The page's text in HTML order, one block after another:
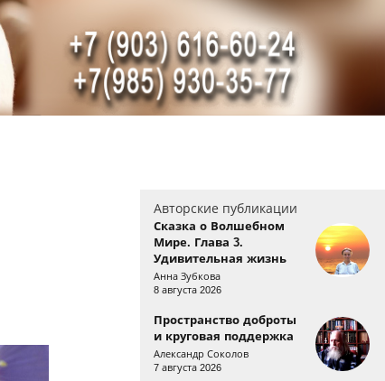
Авторские публикации
Сказка о Волшебном
Мире. Глава 3.
Удивительная жизнь
Анна Зубкова
8 августа 2026
Пространство доброты
и круговая поддержка
Александр Соколов
7 августа 2026